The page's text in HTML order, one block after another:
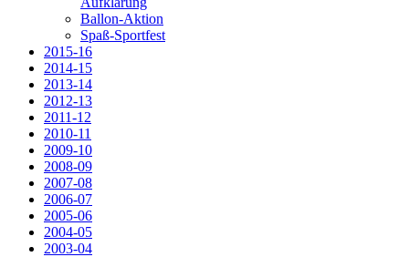
Ballon-Aktion
Spaß-Sportfest
2015-16
2014-15
2013-14
2012-13
2011-12
2010-11
2009-10
2008-09
2007-08
2006-07
2005-06
2004-05
2003-04